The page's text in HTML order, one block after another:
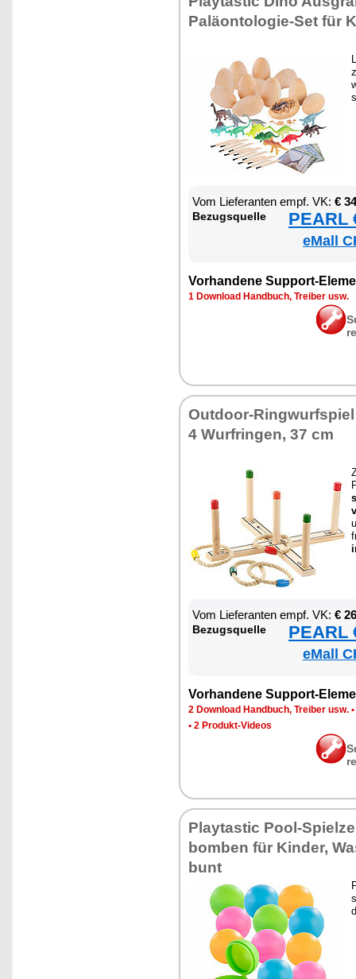
Pa­lä­on­to­lo­gie-Set für
Vom Lie­fe­ran­ten empf. VK: €
Be­zugs­quel­le PEARL
eMall
Vor­han­de­ne Sup­port-
1 Down­load Hand­buch, Trei­ber usw.
Out­door-
4 Wur­frin­gen, 37 cm
Vom Lie­fe­ran­ten empf. VK: €
Be­zugs­quel­le PEARL
eMall
Vor­han­de­ne Sup­port-
2 Down­load Hand­buch, Trei­ber usw. •
• 2 Pro­dukt-Vi­de­os
Play­tas­tic Pool-
bom­ben für Kin­der,
bunt